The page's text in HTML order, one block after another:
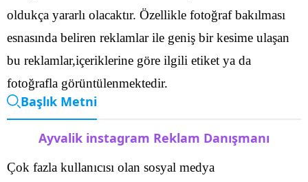
oldukça yararlı olacaktır. Özellikle fotoğraf bakılması
esnasında beliren reklamlar ile geniş bir kesime ulaşan
bu reklamlar,içeriklerine göre ilgili etiket ya da
fotoğrafla görüntülenmektedir.
Başlık Metni
Ayvalik instagram Reklam Danışmanı
Çok fazla kullanıcısı olan sosyal medya